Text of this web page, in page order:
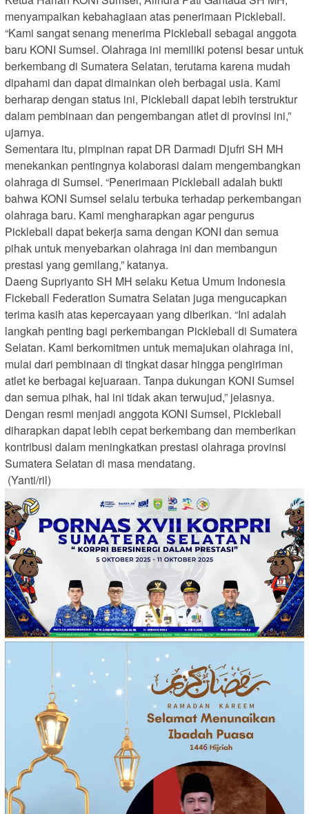
menyampaikan kebahagiaan atas penerimaan Pickleball.
“Kami sangat senang menerima Pickleball sebagai anggota
baru KONI Sumsel. Olahraga ini memiliki potensi besar untuk
berkembang di Sumatera Selatan, terutama karena mudah
dipahami dan dapat dimainkan oleh berbagai usia. Kami
berharap dengan status ini, Pickleball dapat lebih terstruktur
dalam pembinaan dan pengembangan atlet di provinsi ini,”
ujarnya.
Sementara itu, pimpinan rapat DR Darmadi Djufri SH MH
menekankan pentingnya kolaborasi dalam mengembangkan
olahraga di Sumsel. “Penerimaan Pickleball adalah bukti
bahwa KONI Sumsel selalu terbuka terhadap perkembangan
olahraga baru. Kami mengharapkan agar pengurus
Pickleball dapat bekerja sama dengan KONI dan semua
pihak untuk menyebarkan olahraga ini dan membangun
prestasi yang gemilang,” katanya.
Daeng Supriyanto SH MH selaku Ketua Umum Indonesia
Fickeball Federation Sumatra Selatan juga mengucapkan
terima kasih atas kepercayaan yang diberikan. “Ini adalah
langkah penting bagi perkembangan Pickleball di Sumatera
Selatan. Kami berkomitmen untuk memajukan olahraga ini,
mulai dari pembinaan di tingkat dasar hingga pengiriman
atlet ke berbagai kejuaraan. Tanpa dukungan KONI Sumsel
dan semua pihak, hal ini tidak akan terwujud,” jelasnya.
Dengan resmi menjadi anggota KONI Sumsel, Pickleball
diharapkan dapat lebih cepat berkembang dan memberikan
kontribusi dalam meningkatkan prestasi olahraga provinsi
Sumatera Selatan di masa mendatang.
(Yanti/ril)